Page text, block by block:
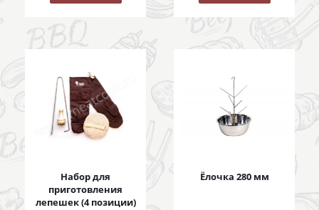
Набор для
приготовления
лепешек (4 позиции)
Ёлочка 280 мм